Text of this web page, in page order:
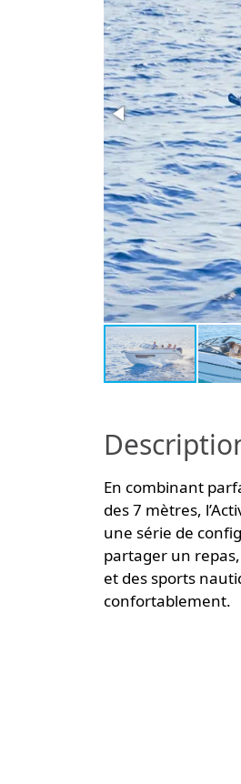
En combinant
des 7 mètres,
une série de
partager un
et des sports
confortablement.